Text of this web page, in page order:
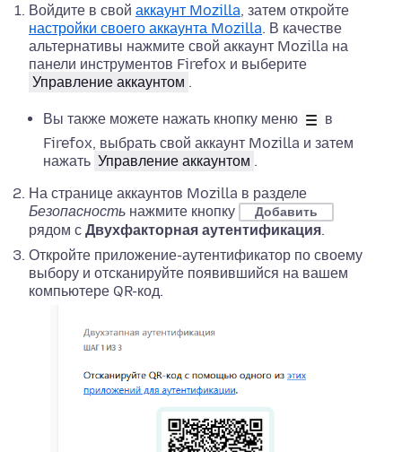
Войдите в свой аккаунт Mozilla, затем откройте
настройки своего аккаунта Mozilla. В качестве
альтернативы нажмите свой аккаунт Mozilla на
панели инструментов Firefox и выберите
Управление аккаунтом .
Вы также можете нажать кнопку меню
в
Firefox, выбрать свой аккаунт Mozilla и затем
нажать Управление аккаунтом .
На странице аккаунтов Mozilla в разделе
Безопасность нажмите кнопку Добавить
рядом с Двухфакторная аутентификация.
Откройте приложение-аутентификатор по своему
выбору и отсканируйте появившийся на вашем
компьютере QR-код.